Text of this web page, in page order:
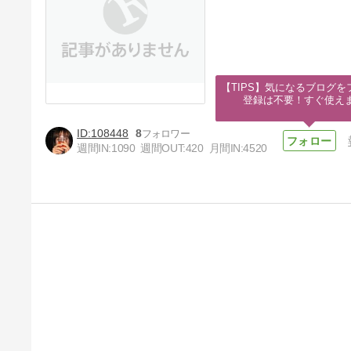
108448
8
週間IN:1090 週間OUT:420 月間IN:4520
【TIPS】気になるブログを
登録は不要！すぐ使え